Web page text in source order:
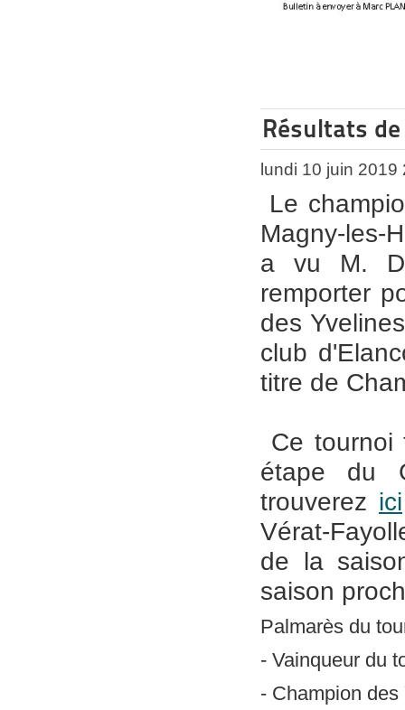
Résultats
lundi 10 juin 2019
Le
Magny-les-
a vu M.
remporter
des
club
titre de
Ce tournoi
étape du
trouverez ici
Vérat-
de la
saison
Palmarès du
- Vainqueur du
- Champion